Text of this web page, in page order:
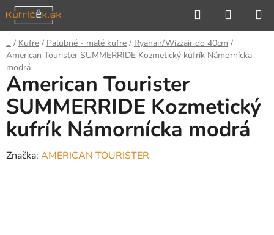
Prejsť
na
obsah
Hľadať
KOŠÍK
Domov
/ Kufre / Palubné - malé kufre / Ryanair/Wizzair do 40cm /
American Tourister SUMMERRIDE Kozmetický kufrík Námornícka
modrá
American Tourister
SUMMERRIDE Kozmetický
kufrík Námornícka modrá
Značka: AMERICAN TOURISTER